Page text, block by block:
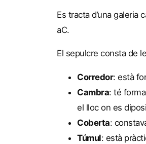
Es tracta d’una
aC.
El sepulcre consta de
Corredor: està
Cambra: té
el lloc on es
Coberta:
Túmul: està